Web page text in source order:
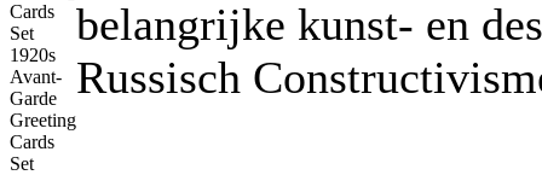
1920s
Avant-
Garde
Greeting
Cards
Set
belangrijke kunst- en
Russisch